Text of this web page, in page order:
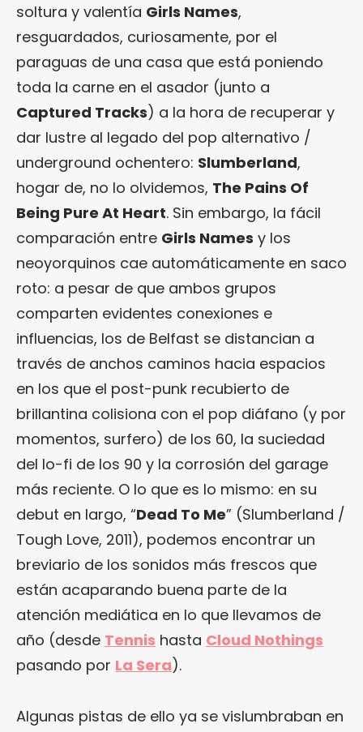
soltura y valentía Girls Names,
resguardados, curiosamente, por el
paraguas de una casa que está poniendo
toda la carne en el asador (junto a
Captured Tracks) a la hora de recuperar y
dar lustre al legado del pop alternativo /
underground ochentero: Slumberland,
hogar de, no lo olvidemos, The Pains Of
Being Pure At Heart. Sin embargo, la fácil
comparación entre Girls Names y los
neoyorquinos cae automáticamente en saco
roto: a pesar de que ambos grupos
comparten evidentes conexiones e
influencias, los de Belfast se distancian a
través de anchos caminos hacia espacios
en los que el post-punk recubierto de
brillantina colisiona con el pop diáfano (y por
momentos, surfero) de los 60, la suciedad
del lo-fi de los 90 y la corrosión del garage
más reciente. O lo que es lo mismo: en su
debut en largo, “Dead To Me” (Slumberland /
Tough Love, 2011), podemos encontrar un
breviario de los sonidos más frescos que
están acaparando buena parte de la
atención mediática en lo que llevamos de
año (desde Tennis hasta Cloud Nothings
pasando por La Sera).
Algunas pistas de ello ya se vislumbraban en